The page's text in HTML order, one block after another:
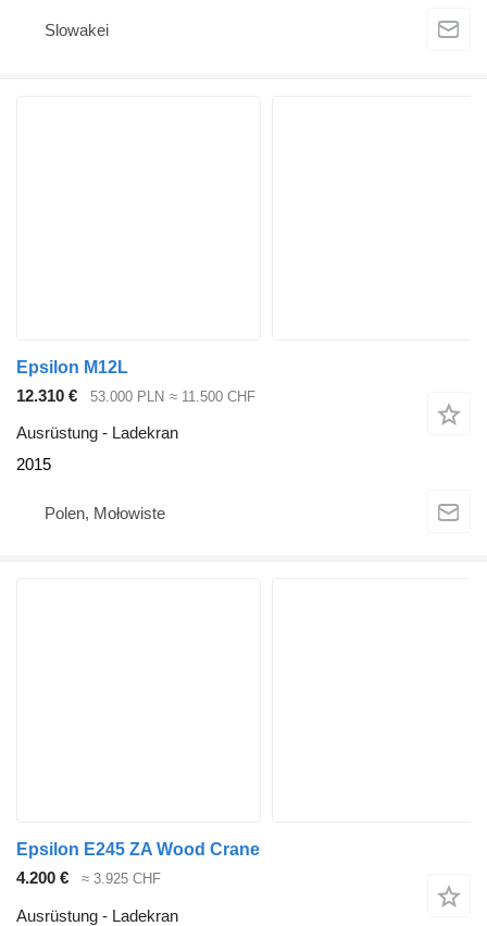
Slowakei
Epsilon M12L
12.310 €
53.000 PLN ≈ 11.500 CHF
Ausrüstung - Ladekran
2015
Polen, Mołowiste
Epsilon E245 ZA Wood Crane
4.200 €
≈ 3.925 CHF
Ausrüstung - Ladekran